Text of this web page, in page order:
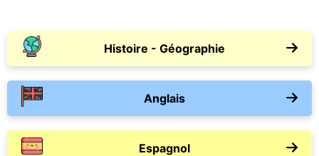
Histoire - Géographie
Anglais
Espagnol